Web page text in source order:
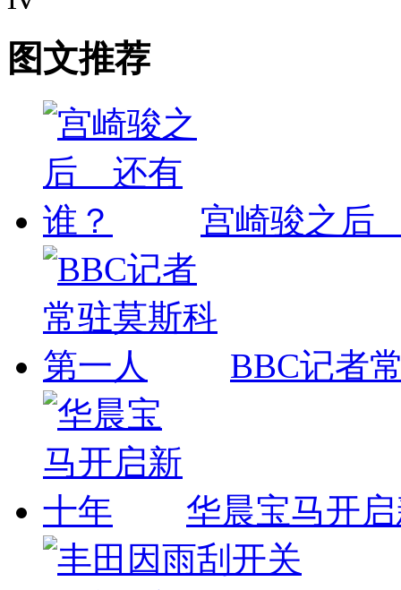
图文推荐
宫崎骏之后
BBC记者
华晨宝马开